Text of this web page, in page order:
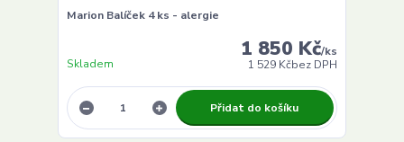
Marion Balíček 4 ks - alergie
1 850 Kč/ks
1 529 Kčbez DPH
Skladem
Přidat do košíku